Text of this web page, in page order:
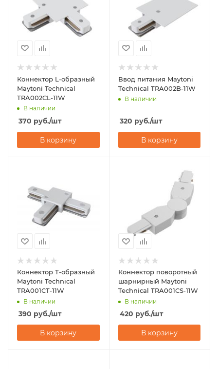
Коннектор L-образный
Maytoni Technical
TRA002CL-11W
В наличии
370 руб./шт
В корзину
Ввод питания Maytoni
Technical TRA002B-11W
В наличии
320 руб./шт
В корзину
Коннектор Т-образный
Maytoni Technical
TRA001CT-11W
В наличии
390 руб./шт
В корзину
Коннектор поворотный
шарнирный Maytoni
Technical TRA001CS-11W
В наличии
420 руб./шт
В корзину